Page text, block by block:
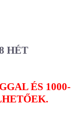
HÉT
ÉS 1000-